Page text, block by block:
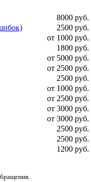
8000 руб.
2500 руб.
от 1000 руб.
1800 руб.
от 5000 руб.
от 2500 руб.
2500 руб.
от 1000 руб.
от 2500 руб.
от 3000 руб.
от 3000 руб.
2500 руб.
2500 руб.
1200 руб.